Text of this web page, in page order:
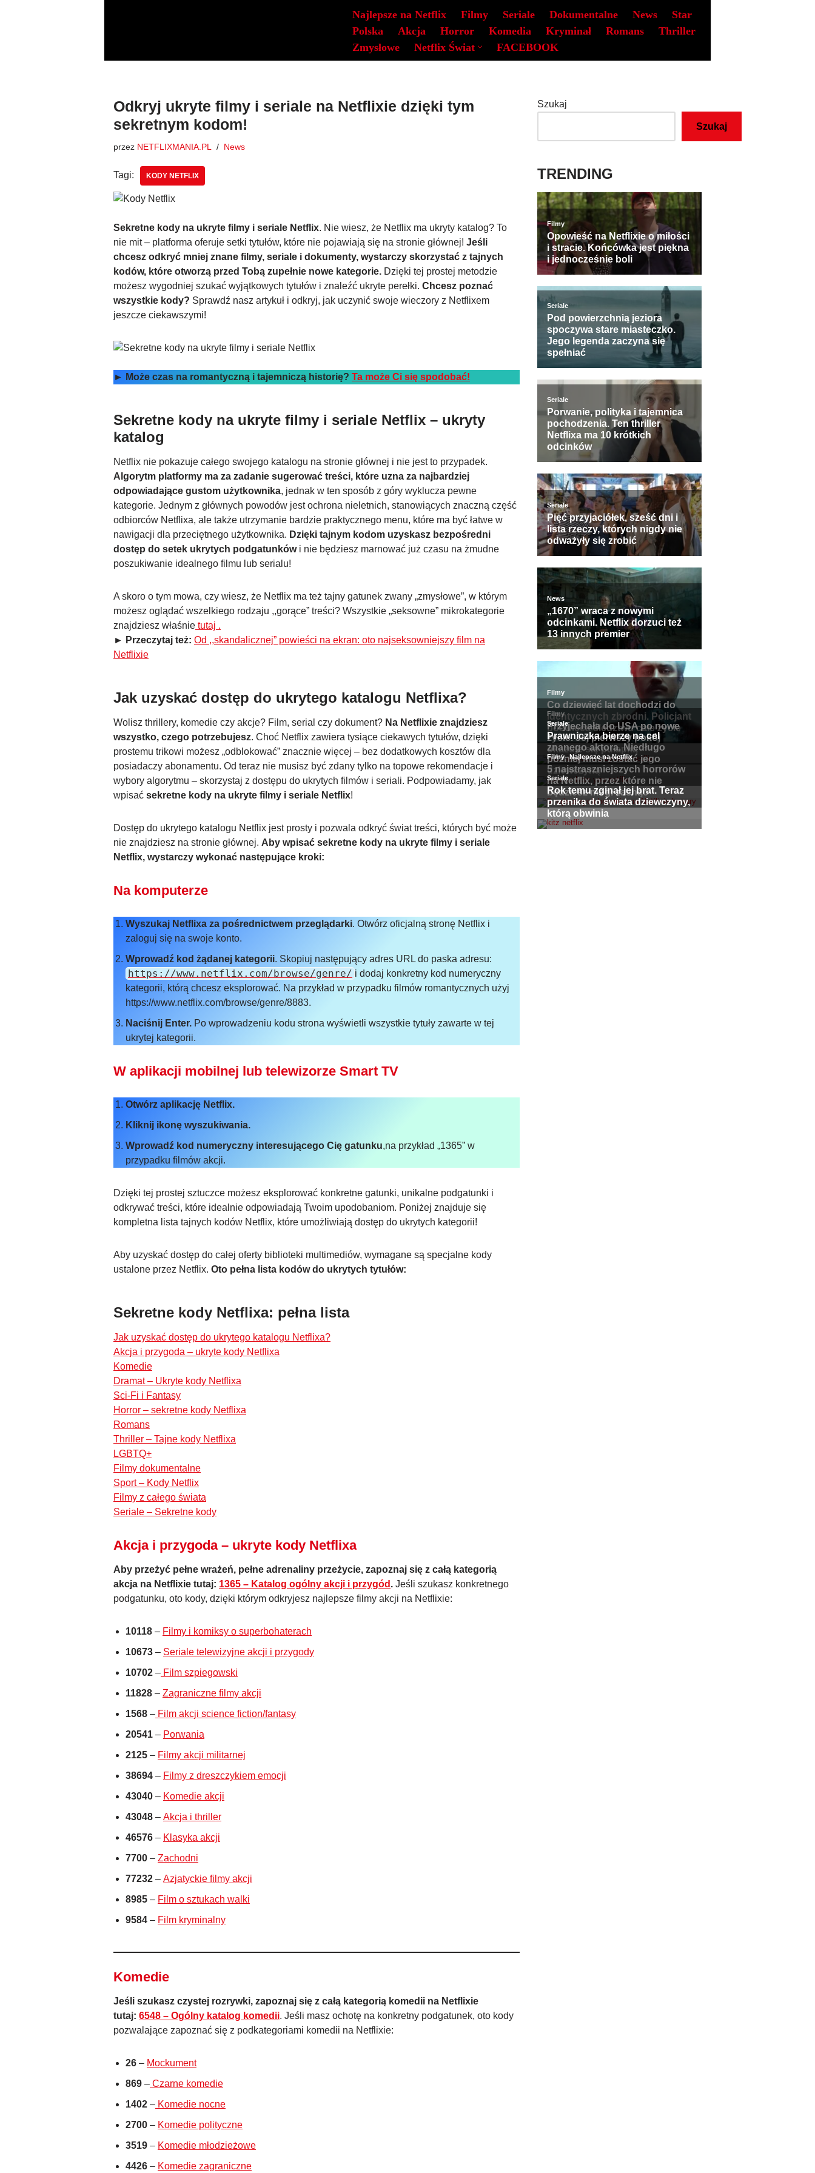
treści
Najlepsze na Netflix Filmy Seriale Dokumentalne News
Star
Polska
Akcja Horror Komedia Kryminał Romans
Thriller
Zmysłowe
Netflix Świat FACEBOOK
Odkryj ukryte filmy i seriale na Netflixie dzięki tym
sekretnym kodom!
przez NETFLIXMANIA.PL News
Tagi: KODY NETFLIX
Sekretne kody na ukryte filmy i seriale Netflix. Nie wiesz, że Netflix ma ukryty katalog? To
nie mit – platforma oferuje setki tytułów, które nie pojawiają się na stronie głównej! Jeśli
chcesz odkryć mniej znane filmy, seriale i dokumenty, wystarczy skorzystać z tajnych
kodów, które otworzą przed Tobą zupełnie nowe kategorie. Dzięki tej prostej metodzie
możesz wygodniej szukać wyjątkowych tytułów i znaleźć ukryte perełki. Chcesz poznać
wszystkie kody? Sprawdź nasz artykuł i odkryj, jak uczynić swoje wieczory z Netflixem
jeszcze ciekawszymi!
► Może czas na romantyczną i tajemniczą historię? Ta może Ci się spodobać!
Sekretne kody na ukryte filmy i seriale Netflix – ukryty
katalog
Netflix nie pokazuje całego swojego katalogu na stronie głównej i nie jest to przypadek.
Algorytm platformy ma za zadanie sugerować treści, które uzna za najbardziej
odpowiadające gustom użytkownika, jednak w ten sposób z góry wyklucza pewne
kategorie. Jednym z głównych powodów jest ochrona nieletnich, stanowiących znaczną część
odbiorców Netflixa, ale także utrzymanie bardzie praktycznego menu, które ma być łatwe w
nawigacji dla przeciętnego użytkownika. Dzięki tajnym kodom uzyskasz bezpośredni
dostęp do setek ukrytych podgatunkówi nie będziesz marnować już czasu na żmudne
poszukiwanie idealnego filmu lub serialu!
A skoro o tym mowa, czy wiesz, że Netflix ma też tajny gatunek zwany „zmysłowe”, w którym
możesz oglądać wszelkiego rodzaju ,,gorące” treści? Wszystkie „seksowne” mikrokategorie
znajdziesz właśnie tutaj .
► Przeczytaj też: Od ,,skandalicznej” powieści na ekran: oto najseksowniejszy film na
Netflixie
Jak uzyskać dostęp do ukrytego katalogu Netflixa?
Wolisz thrillery, komedie czy akcje? Film, serial czy dokument? Na Netflixie znajdziesz
wszystko, czego potrzebujesz. Choć Netflix zawiera tysiące ciekawych tytułów, dzięki
prostemu trikowi możesz „odblokować” znacznie więcej – bez dodatkowych kosztów dla
posiadaczy abonamentu. Od teraz nie musisz być zdany tylko na topowe rekomendacje i
wybory algorytmu – skorzystaj z dostępu do ukrytych filmów i seriali. Podpowiadamy, jak
wpisać sekretne kody na ukryte filmy i seriale Netflix!
Dostęp do ukrytego katalogu Netflix jest prosty i pozwala odkryć świat treści, których być może
nie znajdziesz na stronie głównej. Aby wpisać sekretne kody na ukryte filmy i seriale
Netflix, wystarczy wykonać następujące kroki:
Na komputerze
Wyszukaj Netflixa za pośrednictwem przeglądarki. Otwórz oficjalną stronę Netflix i
zaloguj się na swoje konto.
Wprowadź kod żądanej kategorii. Skopiuj następujący adres URL do paska adresu:
https://www.netflix.com/browse/genre/ i dodaj konkretny kod numeryczny
kategorii, którą chcesz eksplorować. Na przykład w przypadku filmów romantycznych użyj
https://www.netflix.com/browse/genre/8883.
Naciśnij Enter. Po wprowadzeniu kodu strona wyświetli wszystkie tytuły zawarte w tej
ukrytej kategorii.
W aplikacji mobilnej lub telewizorze Smart TV
Otwórz aplikację Netflix.
Kliknij ikonę wyszukiwania.
Wprowadź kod numeryczny interesującego Cię gatunku,na przykład „1365” w
przypadku filmów akcji.
Dzięki tej prostej sztuczce możesz eksplorować konkretne gatunki, unikalne podgatunki i
odkrywać treści, które idealnie odpowiadają Twoim upodobaniom. Poniżej znajduje się
kompletna lista tajnych kodów Netflix, które umożliwiają dostęp do ukrytych kategorii!
Aby uzyskać dostęp do całej oferty biblioteki multimediów, wymagane są specjalne kody
ustalone przez Netflix. Oto pełna lista kodów do ukrytych tytułów:
Sekretne kody Netflixa: pełna lista
Jak uzyskać dostęp do ukrytego katalogu Netflixa?
Akcja i przygoda – ukryte kody Netflixa
Komedie
Dramat – Ukryte kody Netflixa
Sci-Fi i Fantasy
Horror – sekretne kody Netflixa
Romans
Thriller – Tajne kody Netflixa
LGBTQ+
Filmy dokumentalne
Sport – Kody Netflix
Filmy z całego świata
Seriale – Sekretne kody
Akcja i przygoda – ukryte kody Netflixa
Aby przeżyć pełne wrażeń, pełne adrenaliny przeżycie, zapoznaj się z całą kategorią
akcja na Netflixie tutaj: 1365 – Katalog ogólny akcji i przygód . Jeśli szukasz konkretnego
podgatunku, oto kody, dzięki którym odkryjesz najlepsze filmy akcji na Netflixie:
10118 – Filmy i komiksy o superbohaterach
10673 – Seriale telewizyjne akcji i przygody
10702 – Film szpiegowski
11828 – Zagraniczne filmy akcji
1568 – Film akcji science fiction/fantasy
20541 – Porwania
2125 – Filmy akcji militarnej
38694 – Filmy z dreszczykiem emocji
43040 – Komedie akcji
43048 – Akcja i thriller
46576 – Klasyka akcji
7700 – Zachodni
77232 – Azjatyckie filmy akcji
8985 – Film o sztukach walki
9584 – Film kryminalny
Komedie
Jeśli szukasz czystej rozrywki, zapoznaj się z całą kategorią komedii na Netflixie
tutaj: 6548 – Ogólny katalog komedii. Jeśli masz ochotę na konkretny podgatunek, oto kody
pozwalające zapoznać się z podkategoriami komedii na Netflixie:
26 – Mockument
869 – Czarne komedie
1402 – Komedie nocne
2700 – Komedie polityczne
3519 – Komedie młodzieżowe
4426 – Komedie zagraniczne
Szukaj
Szukaj
TRENDING